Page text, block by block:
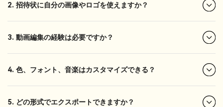
2. 招待状に自分の画像やロゴを使えますか？
3. 動画編集の経験は必要ですか？
4. 色、フォント、音楽はカスタマイズできる？
5. どの形式でエクスポートできますか？